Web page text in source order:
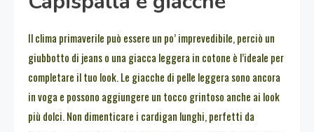
Il clima primaverile può essere un po’ imprevedibile, perciò un
giubbotto di jeans o una giacca leggera in cotone è l’ideale per
completare il tuo look. Le giacche di pelle leggera sono ancora
in voga e possono aggiungere un tocco grintoso anche ai look
più dolci. Non dimenticare i cardigan lunghi, perfetti da